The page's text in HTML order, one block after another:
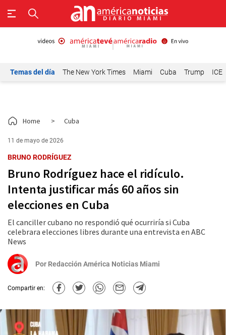
Temas del día The New York Times Miami Cuba Trump ICE
Home > Cuba
11 de mayo de 2026
BRUNO RODRÍGUEZ
Bruno Rodríguez hace el ridículo.
Intenta justificar más 60 años sin
elecciones en Cuba
El canciller cubano no respondió qué ocurriría si Cuba
celebrara elecciones libres durante una entrevista en ABC
News
Por Redacción América Noticias Miami
Compartir en: